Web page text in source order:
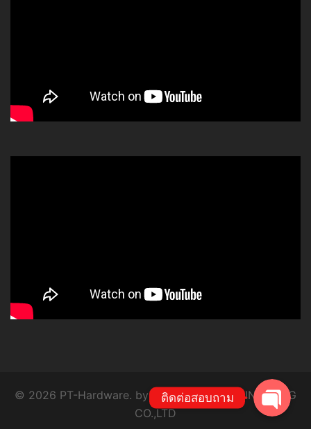
© 2026 PT-Hardware. by P.T. SYSTEM ENGINEERING
CO.,LTD
ติดต่อสอบถาม